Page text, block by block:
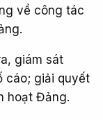
về công tác
giám sát
cáo; giải quyết
hoạt Đảng.